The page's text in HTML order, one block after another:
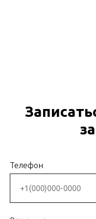
Телефон